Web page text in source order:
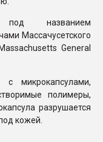
названием
Массачусетского
General
микрокапсулами,
полимеры,
разрушается
кожей.